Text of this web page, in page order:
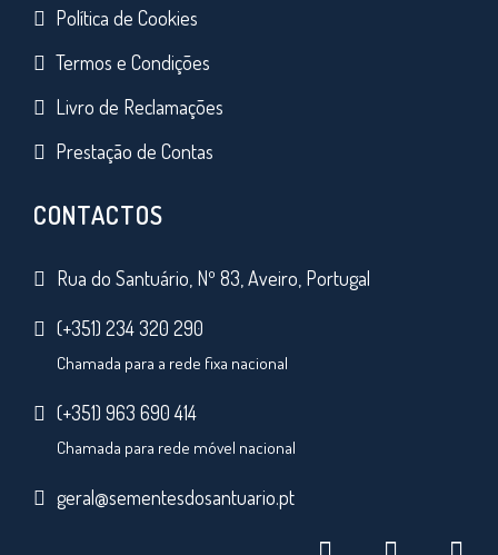
Política de Cookies
Termos e Condições
Livro de Reclamações
Prestação de Contas
CONTACTOS
Rua do Santuário, Nº 83, Aveiro, Portugal
(+351) 234 320 290
Chamada para a rede fixa nacional
(+351) 963 690 414
Chamada para rede móvel nacional
geral@sementesdosantuario.pt